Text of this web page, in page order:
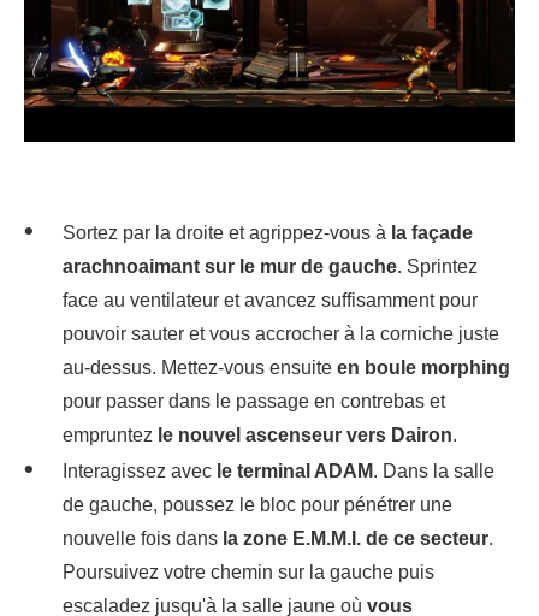
Sortez par la droite et agrippez-vous à la façade
arachnoaimant sur le mur de gauche. Sprintez
face au ventilateur et avancez suffisamment pour
pouvoir sauter et vous accrocher à la corniche juste
au-dessus. Mettez-vous ensuite en boule morphing
pour passer dans le passage en contrebas et
empruntez le nouvel ascenseur vers Dairon.
Interagissez avec le terminal ADAM. Dans la salle
de gauche, poussez le bloc pour pénétrer une
nouvelle fois dans la zone E.M.M.I. de ce secteur.
Poursuivez votre chemin sur la gauche puis
escaladez jusqu'à la salle jaune où vous